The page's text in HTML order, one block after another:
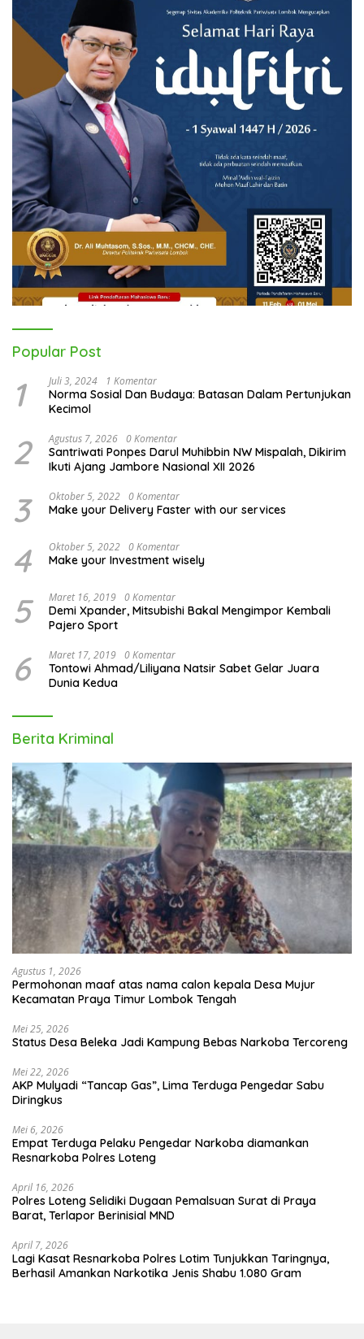
Popular Post
1 Juli 3, 2024 1 Komentar
Norma Sosial Dan Budaya: Batasan Dalam Pertunjukan
Kecimol
2 Agustus 7, 2026 0 Komentar
Santriwati Ponpes Darul Muhibbin NW Mispalah, Dikirim
Ikuti Ajang Jambore Nasional XII 2026
3 Oktober 5, 2022 0 Komentar
Make your Delivery Faster with our services
4 Oktober 5, 2022 0 Komentar
Make your Investment wisely
5 Maret 16, 2019 0 Komentar
Demi Xpander, Mitsubishi Bakal Mengimpor Kembali
Pajero Sport
6 Maret 17, 2019 0 Komentar
Tontowi Ahmad/Liliyana Natsir Sabet Gelar Juara
Dunia Kedua
Berita Kriminal
Agustus 1, 2026
Permohonan maaf atas nama calon kepala Desa Mujur
Kecamatan Praya Timur Lombok Tengah
Mei 25, 2026
Status Desa Beleka Jadi ‎Kampung Bebas Narkoba Tercoreng
Mei 22, 2026
AKP Mulyadi “Tancap Gas”, Lima Terduga Pengedar Sabu
Diringkus
Mei 6, 2026
Empat Terduga Pelaku Pengedar Narkoba diamankan
Resnarkoba Polres Loteng
April 16, 2026
Polres Loteng Selidiki Dugaan Pemalsuan Surat di Praya
Barat, Terlapor Berinisial MND
April 7, 2026
Lagi Kasat Resnarkoba Polres Lotim Tunjukkan Taringnya,
Berhasil Amankan Narkotika Jenis Shabu 1.080 Gram